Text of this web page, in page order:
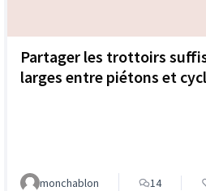
Partager les trottoirs
larges entre piétons et
monchablon 14